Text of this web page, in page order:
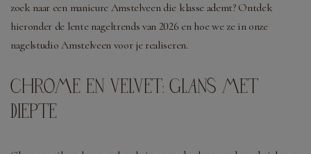
zoek naar een manicure Amstelveen die klasse ademt? Ontdek
hieronder de lente nageltrends van 2026 en hoe we ze in onze
nagelstudio Amstelveen voor je realiseren.
CHROME EN VELVET: GLANS MET
DIEPTE